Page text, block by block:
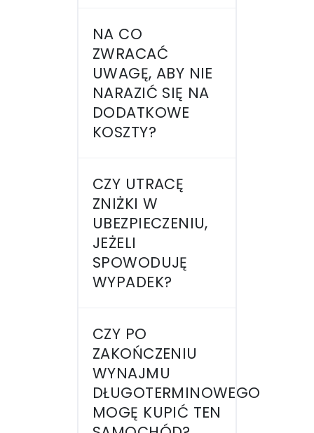
NA CO
ZWRACAĆ
UWAGĘ, ABY NIE
NARAZIĆ SIĘ NA
DODATKOWE
KOSZTY?
CZY UTRACĘ
ZNIŻKI W
UBEZPIECZENIU,
JEŻELI
SPOWODUJĘ
WYPADEK?
CZY PO
ZAKOŃCZENIU
WYNAJMU
DŁUGOTERMINOWEGO
MOGĘ KUPIĆ TEN